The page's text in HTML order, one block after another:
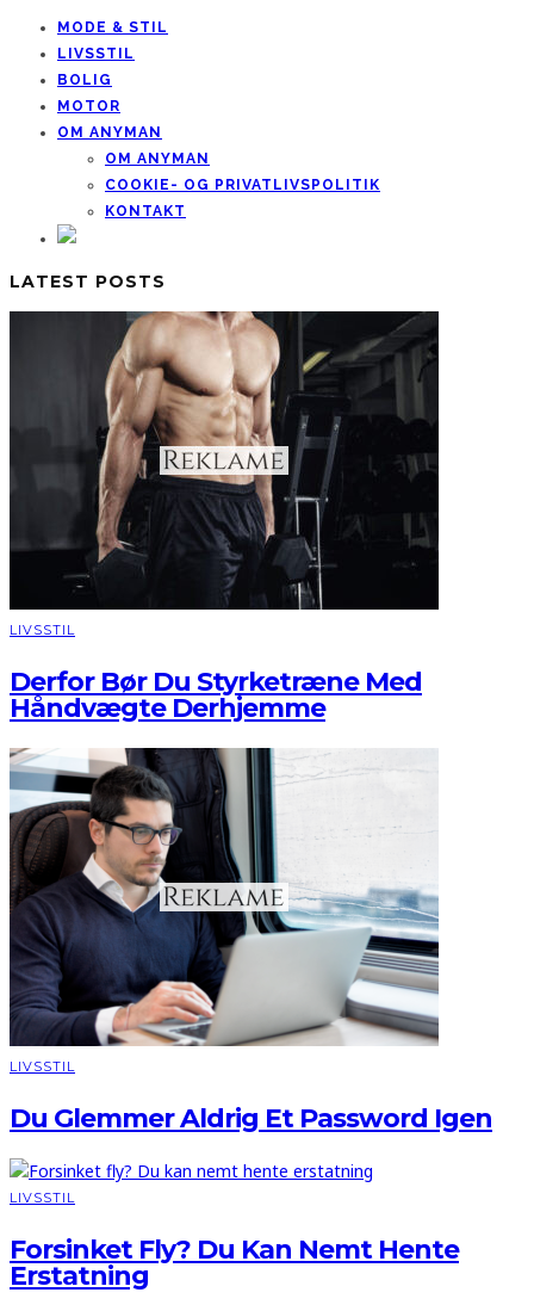
MODE & STIL
LIVSSTIL
BOLIG
MOTOR
OM ANYMAN
OM ANYMAN
COOKIE- OG PRIVATLIVSPOLITIK
KONTAKT
LATEST POSTS
LIVSSTIL
Derfor Bør Du Styrketræne Med
Håndvægte Derhjemme
LIVSSTIL
Du Glemmer Aldrig Et Password Igen
LIVSSTIL
Forsinket Fly? Du Kan Nemt Hente
Erstatning